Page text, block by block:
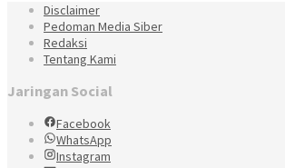
Disclaimer
Pedoman Media Siber
Redaksi
Tentang Kami
Jaringan Social
Facebook
WhatsApp
Instagram